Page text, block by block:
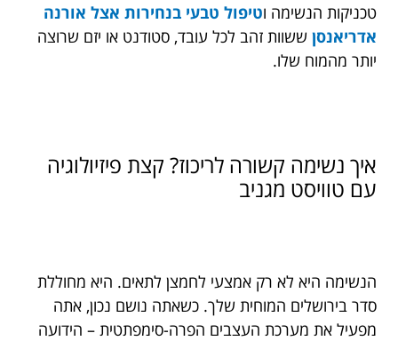
טכניקות הנשימה וטיפול טבעי בנחירות אצל אורנה
אדריאנסן ששוות זהב לכל עובד, סטודנט או יזם שרוצה
יותר מהמוח שלו.
איך נשימה קשורה לריכוז? קצת פיזיולוגיה
עם טוויסט מגניב
הנשימה היא לא רק אמצעי לחמצן לתאים. היא מחוללת
סדר בירושלים המוחית שלך. כשאתה נושם נכון, אתה
מפעיל את מערכת העצבים הפרה-סימפתטית – הידועה